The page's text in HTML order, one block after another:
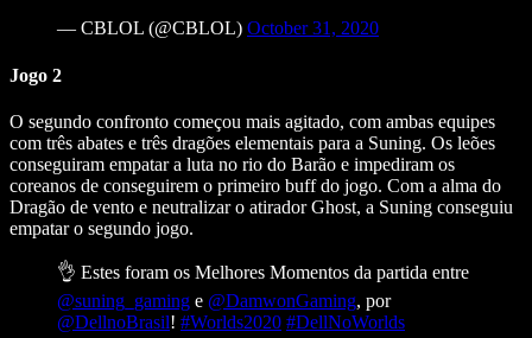
— CBLOL (@CBLOL) October 31, 2020
Jogo 2
O segundo confronto começou mais agitado, com ambas equipes
com três abates e três dragões elementais para a Suning. Os leões
conseguiram empatar a luta no rio do Barão e impediram os
coreanos de conseguirem o primeiro buff do jogo. Com a alma do
Dragão de vento e neutralizar o atirador Ghost, a Suning conseguiu
empatar o segundo jogo.
👌 Estes foram os Melhores Momentos da partida entre
@suning_gaming e @DamwonGaming, por
@DellnoBrasil! #Worlds2020 #DellNoWorlds